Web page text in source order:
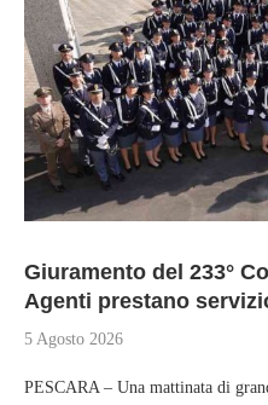
Giuramento del 233°
Agenti prestano
5 Agosto 2026
PESCARA – Una mattinata di